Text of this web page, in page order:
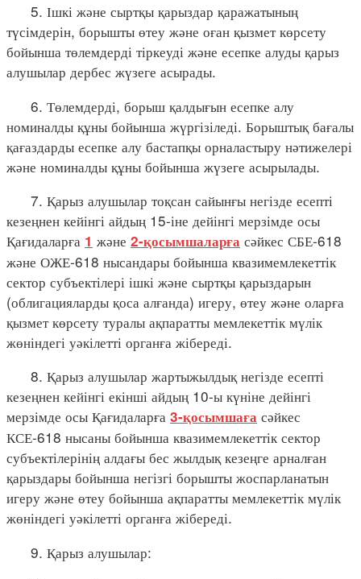
5. Ішкі және сыртқы қарыздар қаражатының
түсімдерін, борышты өтеу және оған қызмет көрсету
бойынша төлемдерді тіркеуді және есепке алуды қарыз
алушылар дербес жүзеге асырады.
6. Төлемдерді, борыш қалдығын есепке алу
номиналды құны бойынша жүргізіледі. Борыштық бағалы
қағаздарды есепке алу бастапқы орналастыру нәтижелері
және номиналды құны бойынша жүзеге асырылады.
7. Қарыз алушылар тоқсан сайынғы негізде есепті
кезеңнен кейінгі айдың 15-іне дейінгі мерзімде осы
Қағидаларға 1 және 2-қосымшаларға сәйкес СБЕ-618
және ОЖЕ-618 нысандары бойынша квазимемлекеттік
сектор субъектілері ішкі және сыртқы қарыздарын
(облигацияларды қоса алғанда) игеру, өтеу және оларға
қызмет көрсету туралы ақпаратты мемлекеттік мүлік
жөніндегі уәкілетті органға жібереді.
8. Қарыз алушылар жартыжылдық негізде есепті
кезеңнен кейінгі екінші айдың 10-ы күніне дейінгі
мерзімде осы Қағидаларға 3-қосымшаға сәйкес
КСЕ-618 нысаны бойынша квазимемлекеттік сектор
субъектілерінің алдағы бес жылдық кезеңге арналған
қарыздары бойынша негізгі борышты жоспарланатын
игеру және өтеу бойынша ақпаратты мемлекеттік мүлік
жөніндегі уәкілетті органға жібереді.
9. Қарыз алушылар: